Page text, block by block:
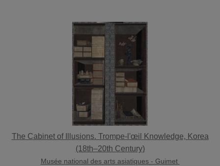
The Cabinet of Illusions. Trompe-l'œil Knowledge, Korea
(18th–20th Century)
Musée national des arts asiatiques - Guimet